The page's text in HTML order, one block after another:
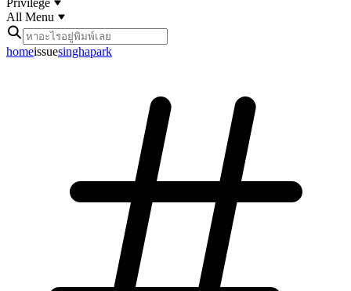
Privilege
All Menu
homeissuesinghapark